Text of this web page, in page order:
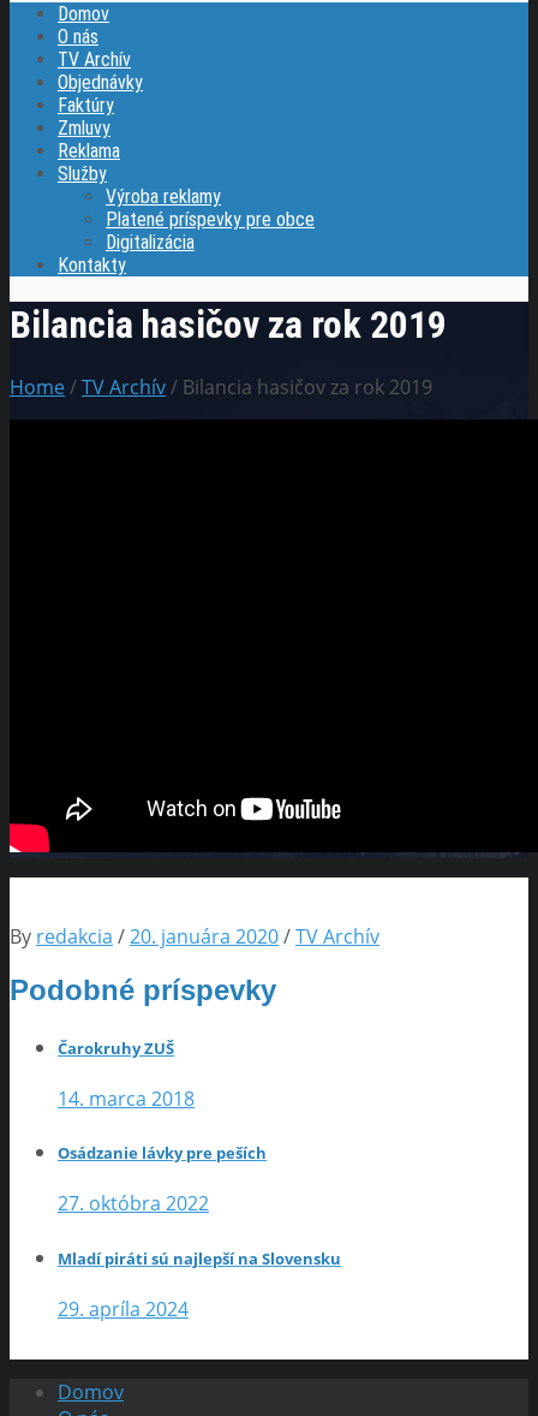
Domov
O nás
TV Archív
Objednávky
Faktúry
Zmluvy
Reklama
Služby
Výroba reklamy
Platené príspevky pre obce
Digitalizácia
Kontakty
Bilancia hasičov za rok 2019
Home/TV Archív/ Bilancia hasičov za rok 2019
By redakcia /20. januára 2020/TV Archív
Podobné príspevky
Čarokruhy ZUŠ
14. marca 2018
Osádzanie lávky pre peších
27. októbra 2022
Mladí piráti sú najlepší na Slovensku
29. apríla 2024
Domov